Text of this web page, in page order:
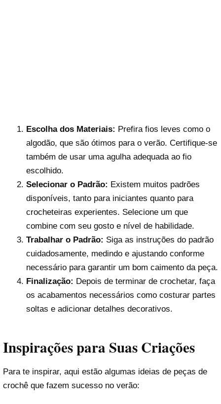
Escolha dos Materiais: Prefira fios leves como o
algodão, que são ótimos para o verão. Certifique-se
também de usar uma agulha adequada ao fio
escolhido.
Selecionar o Padrão: Existem muitos padrões
disponíveis, tanto para iniciantes quanto para
crocheteiras experientes. Selecione um que
combine com seu gosto e nível de habilidade.
Trabalhar o Padrão: Siga as instruções do padrão
cuidadosamente, medindo e ajustando conforme
necessário para garantir um bom caimento da peça.
Finalização: Depois de terminar de crochetar, faça
os acabamentos necessários como costurar partes
soltas e adicionar detalhes decorativos.
Inspirações para Suas Criações
Para te inspirar, aqui estão algumas ideias de peças de
crochê que fazem sucesso no verão: